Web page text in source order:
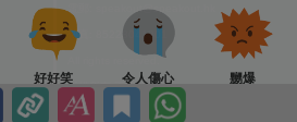
好好笑 令人傷心 嬲爆
電郵: speakout@speakout.hk
傳真: 85228041301
版權所有 不得轉載